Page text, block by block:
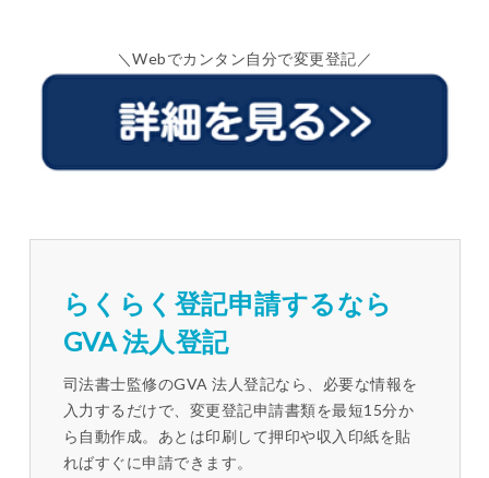
＼Webでカンタン自分で変更登記／
らくらく登記申請するなら
GVA 法人登記
司法書士監修のGVA 法人登記なら、必要な情報を
入力するだけで、変更登記申請書類を最短15分か
ら自動作成。あとは印刷して押印や収入印紙を貼
ればすぐに申請できます。